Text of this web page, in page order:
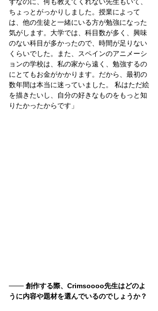
ちょっとがっかりしました。授業によって
は、他の生徒と一緒にいる方が勉強になった
気がします。大学では、科目数が多く、興味
のない科目が多かったので、時間が足りない
くらいでした。また、スペインのアニメーシ
ョンの学校は、私の家から遠く、勉強するの
にとてもお金がかかります。だから、最初の
数年間は本当に迷っていました。 私はただ絵
を描きたいし、自分の好きなものをもっと知
りたかったからです」
─── 創作する際、Crimsoooo先生はどのよ
うに内容や題材を選んでいるのでしょうか？